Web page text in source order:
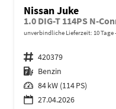
Nissan Juke
unverbindliche Lieferzeit: 10 Tage
Fahrzeugnr. 420379
Kraftstoff Benzin
Leistung 84 kW (114 PS)
27.04.2026